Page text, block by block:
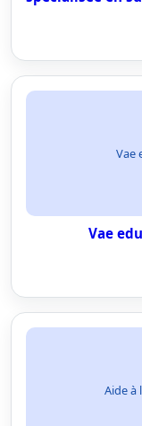
Vae
Vae
Aide à